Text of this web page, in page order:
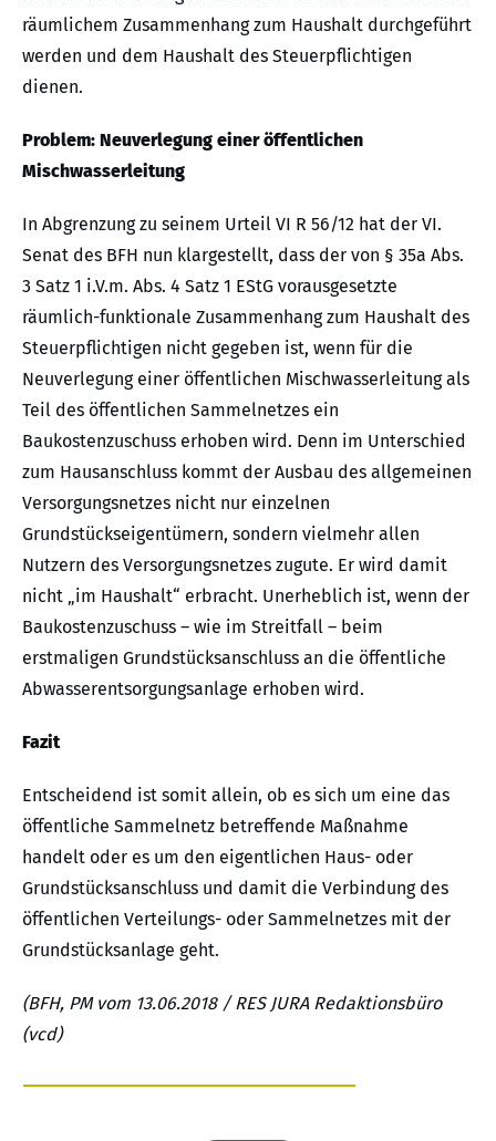
räumlichem Zusammenhang zum Haushalt durchgeführt
werden und dem Haushalt des Steuerpflichtigen
dienen.
Problem: Neuverlegung einer öffentlichen
Mischwasserleitung
In Abgrenzung zu seinem Urteil VI R 56/12 hat der VI.
Senat des BFH nun klargestellt, dass der von § 35a Abs.
3 Satz 1 i.V.m. Abs. 4 Satz 1 EStG vorausgesetzte
räumlich-funktionale Zusammenhang zum Haushalt des
Steuerpflichtigen nicht gegeben ist, wenn für die
Neuverlegung einer öffentlichen Mischwasserleitung als
Teil des öffentlichen Sammelnetzes ein
Baukostenzuschuss erhoben wird. Denn im Unterschied
zum Hausanschluss kommt der Ausbau des allgemeinen
Versorgungsnetzes nicht nur einzelnen
Grundstückseigentümern, sondern vielmehr allen
Nutzern des Versorgungsnetzes zugute. Er wird damit
nicht „im Haushalt“ erbracht. Unerheblich ist, wenn der
Baukostenzuschuss – wie im Streitfall – beim
erstmaligen Grundstücksanschluss an die öffentliche
Abwasserentsorgungsanlage erhoben wird.
Fazit
Entscheidend ist somit allein, ob es sich um eine das
öffentliche Sammelnetz betreffende Maßnahme
handelt oder es um den eigentlichen Haus- oder
Grundstücksanschluss und damit die Verbindung des
öffentlichen Verteilungs- oder Sammelnetzes mit der
Grundstücksanlage geht.
(BFH, PM vom 13.06.2018 / RES JURA Redaktionsbüro
(vcd)